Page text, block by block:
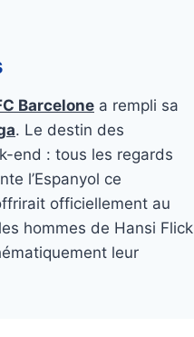
Barcelone a rempli sa
. Le destin des
end : tous les regards
l’Espanyol ce
officiellement au
hommes de Hansi Flick
leur